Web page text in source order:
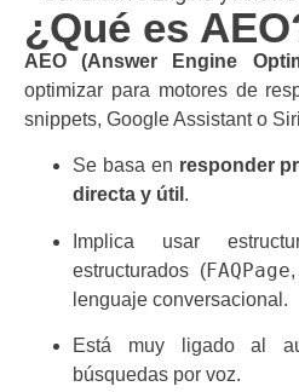
¿Qué es
AEO (Answer Engine
optimizar para motores de
snippets, Google Assistant o
Se basa en responder
directa y útil .
Implica usar
estructurados (FAQPage,
lenguaje conversacional.
Está muy ligado al
búsquedas por voz.